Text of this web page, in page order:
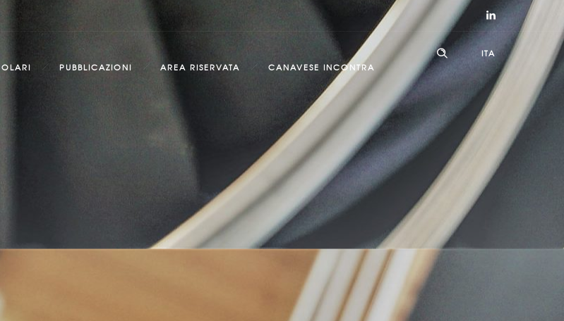
ITA
PUBBLICAZIONI AREA RISERVATA CANAVESE INCONTRA